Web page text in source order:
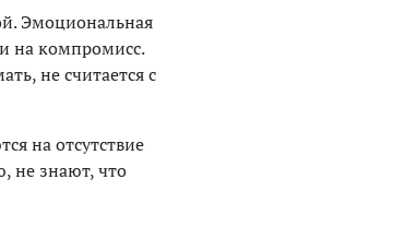
Эмоциональная
на компромисс.
не считается с
на отсутствие
не знают, что